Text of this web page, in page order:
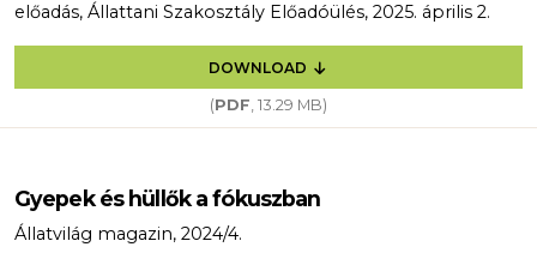
előadás, Állattani Szakosztály Előadóülés, 2025. április 2.
DOWNLOAD
(PDF, 13.29 MB)
Gyepek és hüllők a fókuszban
Állatvilág magazin, 2024/4.